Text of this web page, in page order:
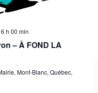
– À FOND LA
h 00 min
Mont-Blanc, Québec,